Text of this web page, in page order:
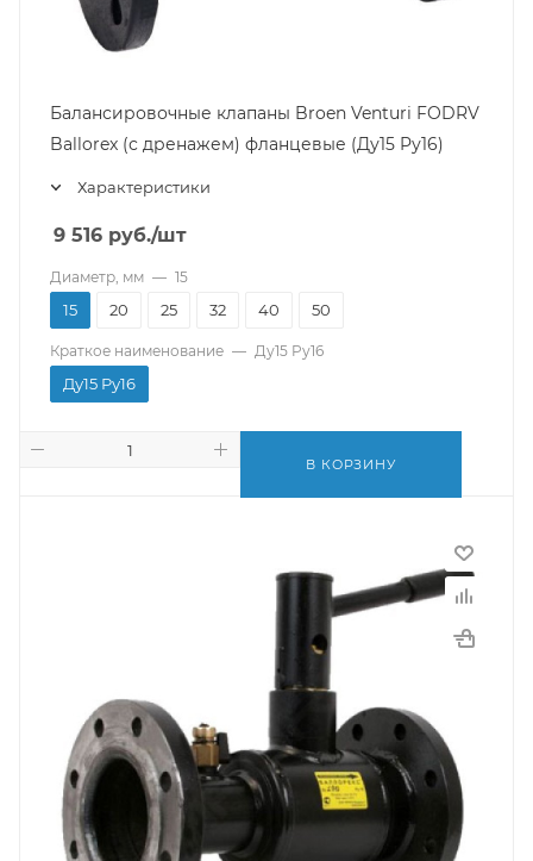
Балансировочные клапаны Broen Venturi FODRV
Ballorex (с дренажем) фланцевые (Ду15 Pу16)
Характеристики
9 516 руб./шт
Диаметр, мм — 15
15 20 25 32 40 50
Краткое наименование — Ду15 Pу16
Ду15 Pу16
В КОРЗИНУ